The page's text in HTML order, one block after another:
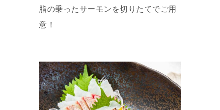
脂の乗ったサーモンを切りたてでご用
意！